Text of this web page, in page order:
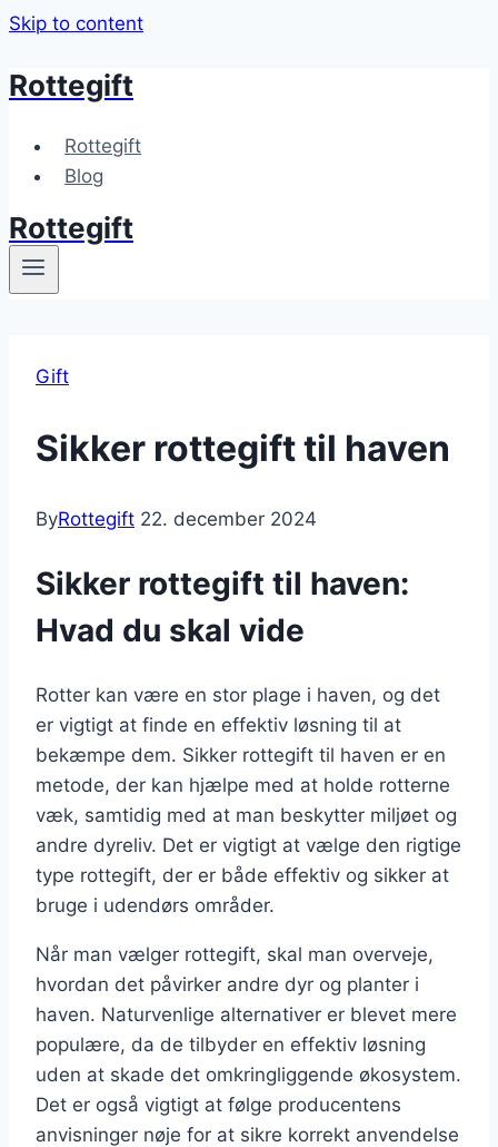
Skip to content
Rottegift
Rottegift
Blog
Rottegift
Gift
Sikker rottegift til haven
ByRottegift 22. december 2024
Sikker rottegift til haven:
Hvad du skal vide
Rotter kan være en stor plage i haven, og det
er vigtigt at finde en effektiv løsning til at
bekæmpe dem. Sikker rottegift til haven er en
metode, der kan hjælpe med at holde rotterne
væk, samtidig med at man beskytter miljøet og
andre dyreliv. Det er vigtigt at vælge den rigtige
type rottegift, der er både effektiv og sikker at
bruge i udendørs områder.
Når man vælger rottegift, skal man overveje,
hvordan det påvirker andre dyr og planter i
haven. Naturvenlige alternativer er blevet mere
populære, da de tilbyder en effektiv løsning
uden at skade det omkringliggende økosystem.
Det er også vigtigt at følge producentens
anvisninger nøje for at sikre korrekt anvendelse